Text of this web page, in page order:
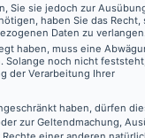
Sie sie jedoch zur
haben Sie das Recht,
Daten zu
haben, muss eine
Solange noch nicht
der Verarbeitung Ihrer
haben, dürfen
zur Geltendmachung,